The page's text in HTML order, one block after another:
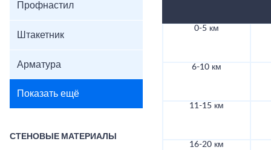
Профнастил
Штакетник
Арматура
Показать ещё
СТЕНОВЫЕ МАТЕРИАЛЫ
0-5 км
6-10 км
11-15 км
16-20 км